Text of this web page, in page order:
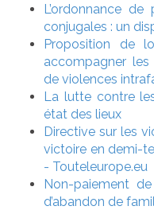
L’ordonnance
conjugales : un
Proposition de
accompagner
de violences
La lutte contre
état des lieux
Directive sur les
victoire en demi-
- Touteleurope.eu
Non-paiement
d’abandon de